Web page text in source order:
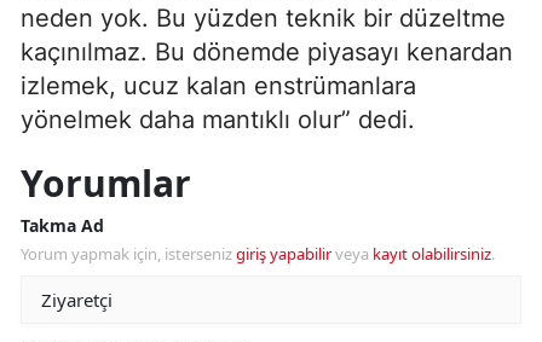
neden yok. Bu yüzden teknik bir düzeltme
kaçınılmaz. Bu dönemde piyasayı kenardan
izlemek, ucuz kalan enstrümanlara
yönelmek daha mantıklı olur” dedi.
Yorumlar
Takma Ad
Yorum yapmak için, istersenizgiriş yapabilirveya kayıt olabilirsiniz.